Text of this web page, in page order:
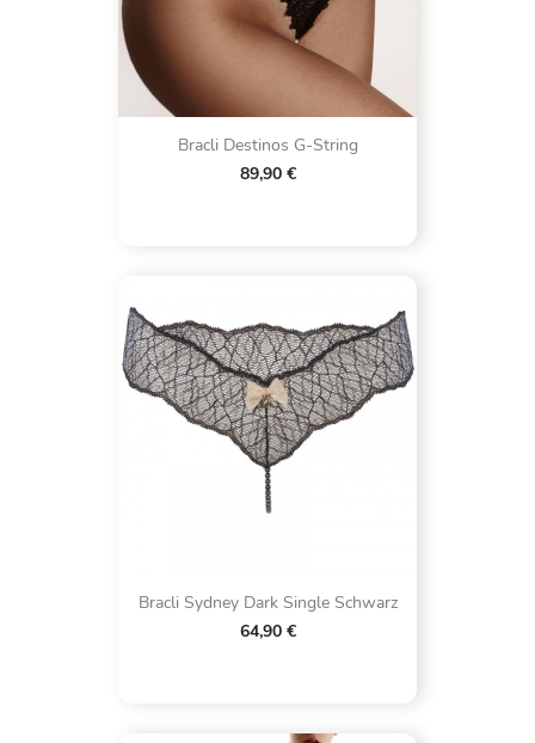
Bracli Destinos G-String
89,90 €
Bracli Sydney Dark Single Schwarz
64,90 €